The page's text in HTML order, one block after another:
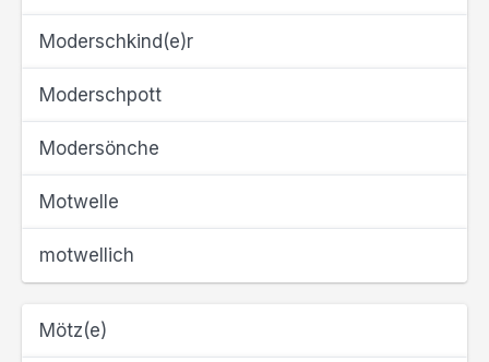
Moderschkind(e)r
Moderschpott
Modersönche
Motwelle
motwellich
Mötz(e)